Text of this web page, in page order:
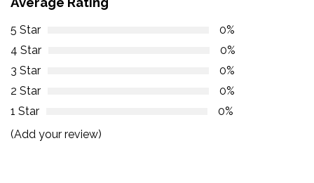
5 Star
0%
4 Star
0%
3 Star
0%
2 Star
0%
1 Star
0%
(Add your review)